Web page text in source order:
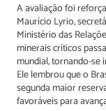
A avaliação foi
Maurício Lyrio,
Ministério das
minerais críticos
mundial, tornando-se
Ele lembrou que o
segunda maior
favoráveis para